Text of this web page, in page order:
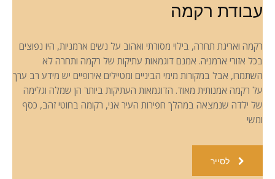
עבודת רקמה
רקמה ואריגת תחרה, בילוי מסורתי ואהוב על נשים ארמניות, היו נפוצים
בכל אזורי ארמניה. אמנם דוגמאות עתיקות של רקמה ותחרה לא
השתמרו, אבל במקורות מימי הביניים ומטיילים אירופיים יש מידע רב ערך
על רקמה אמנותית מאוד. הדוגמאות העתיקות ביותר הן שמלה וגלימה
של ילדה שנמצאה במהלך חפירות העיר אני, רקומה בחוטי זהב, כסף
ומשי
לסייר